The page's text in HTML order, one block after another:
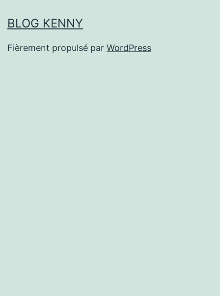
BLOG KENNY
Fièrement propulsé par WordPress